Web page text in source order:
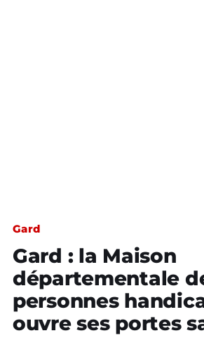
Gard
Gard : la Maison
départementale
personnes
ouvre ses portes